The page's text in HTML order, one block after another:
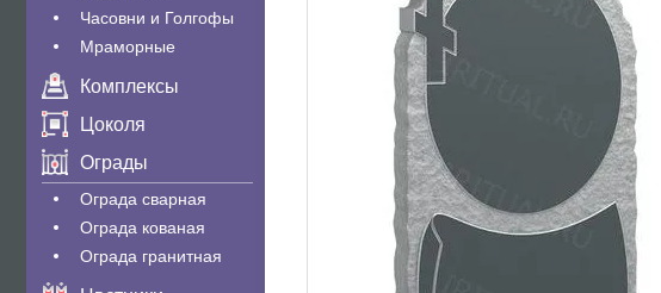
Часовни и Голгофы
Мраморные
Комплексы
Цоколя
Ограды
Ограда сварная
Ограда кованая
Ограда гранитная